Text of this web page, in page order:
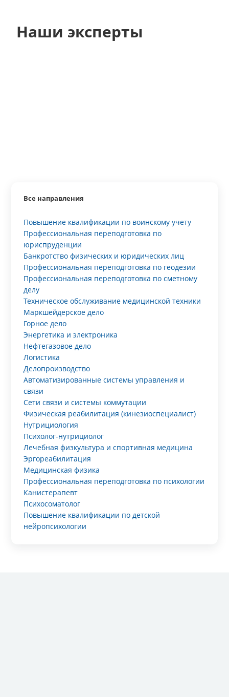
Наши эксперты
Все направления
Повышение квалификации по воинскому учету
Профессиональная переподготовка по
юриспруденции
Банкротство физических и юридических лиц
Профессиональная переподготовка по геодезии
Профессиональная переподготовка по сметному
делу
Техническое обслуживание медицинской техники
Маркшейдерское дело
Горное дело
Энергетика и электроника
Нефтегазовое дело
Логистика
Делопроизводство
Автоматизированные системы управления и
связи
Сети связи и системы коммутации
Физическая реабилитация (кинезиоспециалист)
Нутрициология
Психолог-нутрициолог
Лечебная физкультура и спортивная медицина
Эргореабилитация
Медицинская физика
Профессиональная переподготовка по психологии
Канистерапевт
Психосоматолог
Повышение квалификации по детской
нейропсихологии